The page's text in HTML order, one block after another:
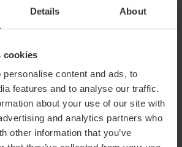
Details About
cookies
content and ads, to
features and to analyse our traffic.
about your use of our site with
and analytics partners who
other information that you’ve